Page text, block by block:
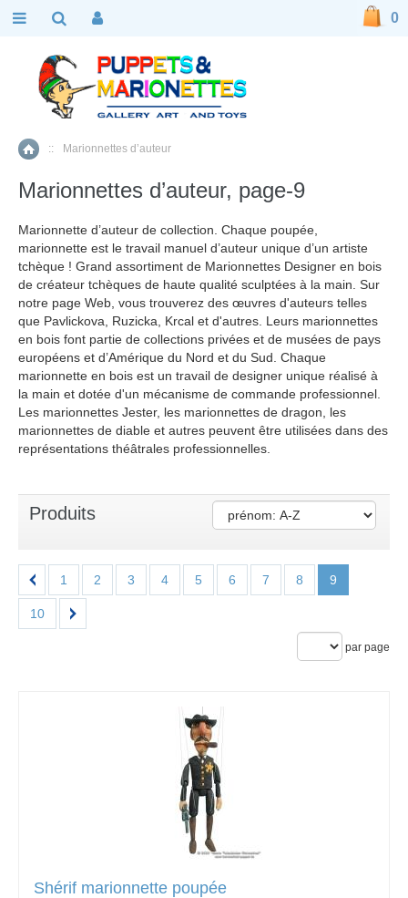
Accueil
:: Marionnettes d’auteur
Marionnettes d’auteur, page-9
Marionnette d’auteur de collection. Chaque poupée,
marionnette est le travail manuel d’auteur unique d’un artiste
tchèque ! Grand assortiment de Marionnettes Designer en bois
de créateur tchèques de haute qualité sculptées à la main. Sur
notre page Web, vous trouverez des œuvres d'auteurs telles
que Pavlickova, Ruzicka, Krcal et d'autres. Leurs marionnettes
en bois font partie de collections privées et de musées de pays
européens et d’Amérique du Nord et du Sud. Chaque
marionnette en bois est un travail de designer unique réalisé à
la main et dotée d'un mécanisme de commande professionnel.
Les marionnettes Jester, les marionnettes de dragon, les
marionnettes de diable et autres peuvent être utilisées dans des
représentations théâtrales professionnelles.
Produits
1 2 3 4 5 6 7 8 9
10
par page
Shérif marionnette poupée
0